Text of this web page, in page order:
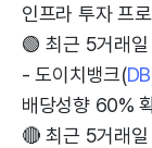
인프라 투자 프
🟢 최근 5거래
- 도이치뱅크(DB
배당성향 60%
🔴 최근 5거래